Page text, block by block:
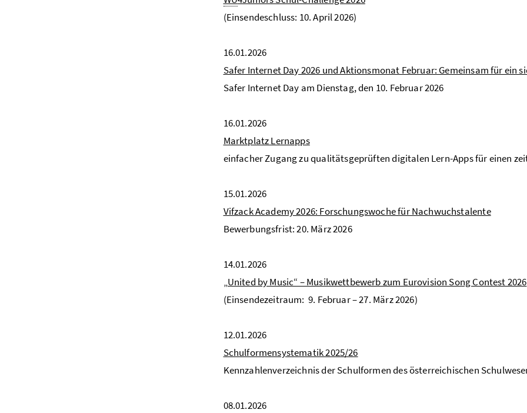
(Einsendeschluss: 10. April 2026)
16.01.2026
Safer Internet Day 2026 und Aktionsmonat Februar: Gemeinsam für ein
Safer Internet Day am Dienstag, den 10. Februar 2026
16.01.2026
Marktplatz Lernapps
einfacher Zugang zu qualitätsgeprüften digitalen Lern-Apps für einen
15.01.2026
Vifzack Academy 2026: Forschungswoche für Nachwuchstalente
Bewerbungsfrist: 20. März 2026
14.01.2026
„United by Music“ – Musikwettbewerb zum Eurovision Song Contest 2026
(Einsendezeitraum: 9. Februar – 27. März 2026)
12.01.2026
Schulformensystematik 2025/26
Kennzahlenverzeichnis der Schulformen des österreichischen
08.01.2026